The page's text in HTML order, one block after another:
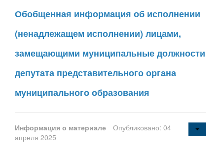
Обобщенная информация об исполнении
(ненадлежащем исполнении) лицами,
замещающими муниципальные должности
депутата представительного органа
муниципального образования
Информация о материале
Опубликовано: 04
апреля 2025